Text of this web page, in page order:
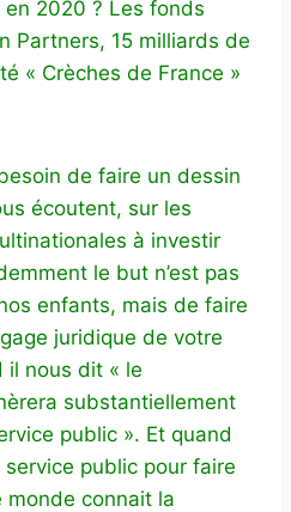
2020 ? Les fonds
Partners, 15 milliards de
« Crèches de France »
de faire un dessin
écoutent, sur les
à investir
le but n’est pas
enfants, mais de faire
juridique de votre
il nous dit « le
substantiellement
public ». Et quand
service public pour faire
connait la